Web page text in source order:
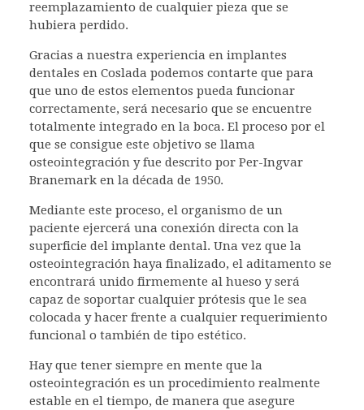
reemplazamiento de cualquier pieza que se
hubiera perdido.
Gracias a nuestra experiencia en implantes
dentales en Coslada podemos contarte que para
que uno de estos elementos pueda funcionar
correctamente, será necesario que se encuentre
totalmente integrado en la boca. El proceso por el
que se consigue este objetivo se llama
osteointegración y fue descrito por Per-Ingvar
Branemark en la década de 1950.
Mediante este proceso, el organismo de un
paciente ejercerá una conexión directa con la
superficie del implante dental. Una vez que la
osteointegración haya finalizado, el aditamento se
encontrará unido firmemente al hueso y será
capaz de soportar cualquier prótesis que le sea
colocada y hacer frente a cualquier requerimiento
funcional o también de tipo estético.
Hay que tener siempre en mente que la
osteointegración es un procedimiento realmente
estable en el tiempo, de manera que asegure